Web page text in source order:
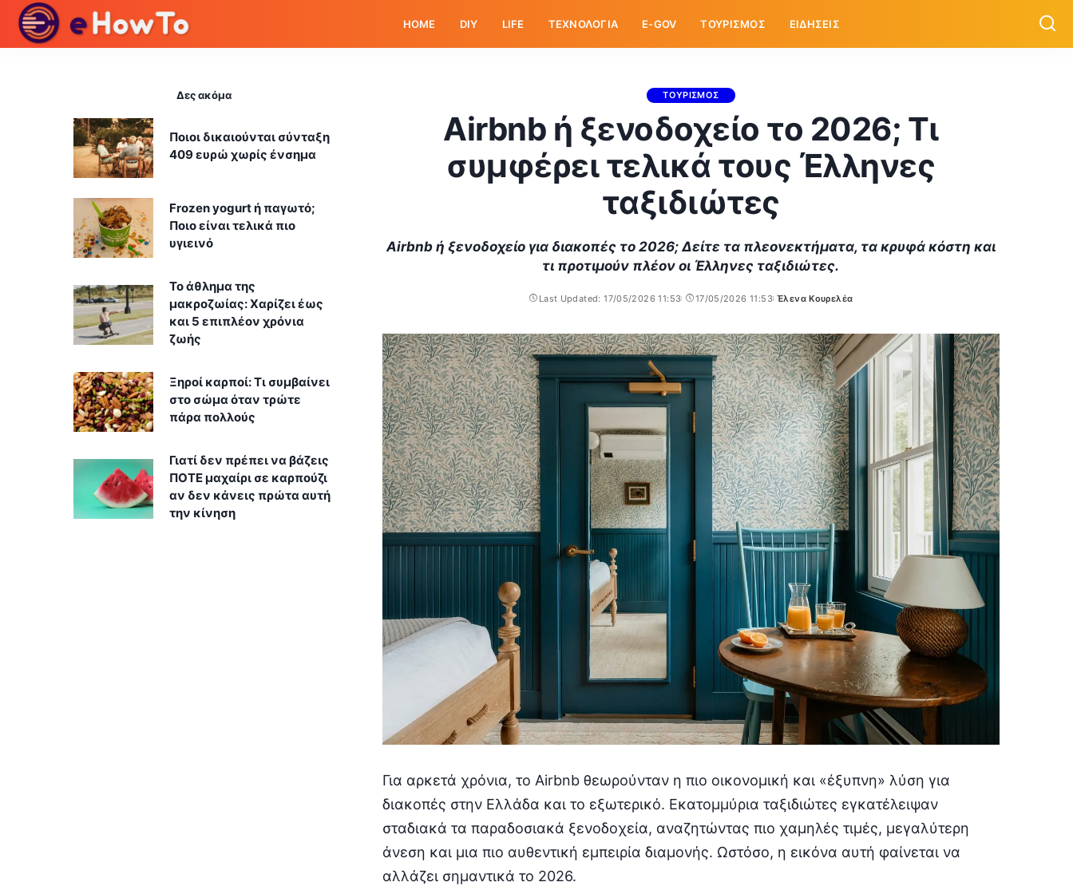
HOME DIY LIFE ΤΕΧΝΟΛΟΓΙΑ E-GOV ΤΟΥΡΙΣΜΟΣ ΕΙΔΗΣΕΙΣ
ΤΟΥΡΙΣΜΟΣ
Airbnb ή ξενοδοχείο το 2026; Τι
συμφέρει τελικά τους Έλληνες
ταξιδιώτες
Airbnb ή ξενοδοχείο για διακοπές το 2026; Δείτε τα πλεονεκτήματα, τα κρυφά κόστη και
τι προτιμούν πλέον οι Έλληνες ταξιδιώτες.
Last Updated: 17/05/2026 11:53 17/05/2026 11:53
Posted
Έλενα Κουρελέα
Για αρκετά χρόνια, το Airbnb θεωρούνταν η πιο οικονομική και «έξυπνη» λύση για
διακοπές στην Ελλάδα και το εξωτερικό. Εκατομμύρια ταξιδιώτες εγκατέλειψαν
σταδιακά τα παραδοσιακά ξενοδοχεία, αναζητώντας πιο χαμηλές τιμές, μεγαλύτερη
άνεση και μια πιο αυθεντική εμπειρία διαμονής. Ωστόσο, η εικόνα αυτή φαίνεται να
αλλάζει σημαντικά το 2026.
Δες ακόμα
Ποιοι δικαιούνται σύνταξη
409 ευρώ χωρίς ένσημα
Frozen yogurt ή παγωτό;
Ποιο είναι τελικά πιο
υγιεινό
Το άθλημα της
μακροζωίας: Χαρίζει έως
και 5 επιπλέον χρόνια
ζωής
Ξηροί καρποί: Τι συμβαίνει
στο σώμα όταν τρώτε
πάρα πολλούς
Γιατί δεν πρέπει να βάζεις
ΠΟΤΕ μαχαίρι σε καρπούζι
αν δεν κάνεις πρώτα αυτή
την κίνηση